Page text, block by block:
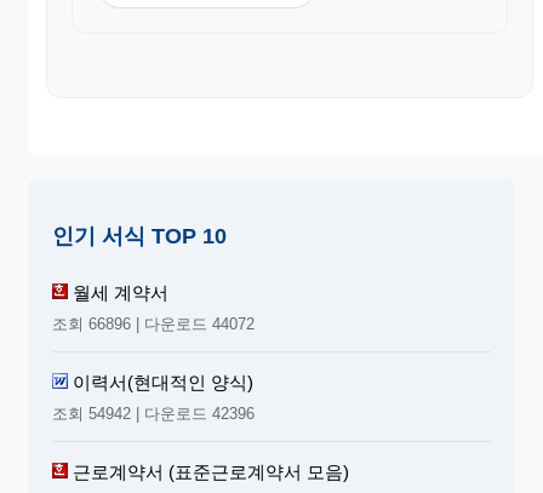
인기 서식 TOP 10
월세 계약서
조회 66896 | 다운로드 44072
이력서(현대적인 양식)
조회 54942 | 다운로드 42396
근로계약서 (표준근로계약서 모음)